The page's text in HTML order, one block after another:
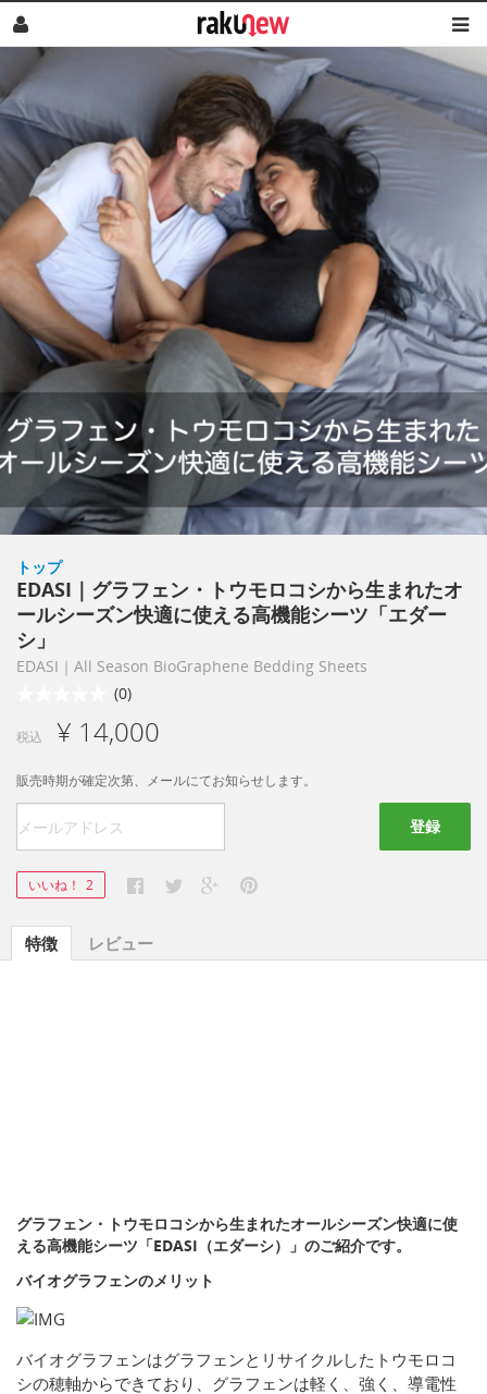
トップ
EDASI｜グラフェン・トウモロコシから生まれたオ
ールシーズン快適に使える高機能シーツ「エダー
シ」
EDASI｜All Season BioGraphene Bedding Sheets
(0)
税込 ¥ 14,000
販売時期が確定次第、メールにてお知らせします。
登録
いいね！ 2
特徴 レビュー
グラフェン・トウモロコシから生まれたオールシーズン快適に使
える高機能シーツ「EDASI（エダーシ）」のご紹介です。
バイオグラフェンのメリット
バイオグラフェンはグラフェンとリサイクルしたトウモロコ
シの穂軸からできており、グラフェンは軽く、強く、導電性